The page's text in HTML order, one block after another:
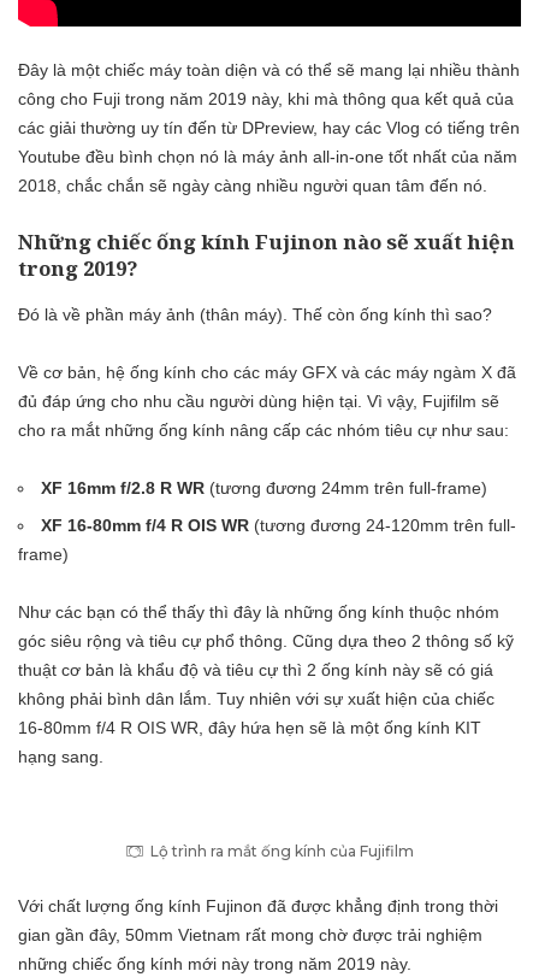
Đây là một chiếc máy toàn diện và có thể sẽ mang lại nhiều thành
công cho Fuji trong năm 2019 này, khi mà thông qua kết quả của
các giải thường uy tín đến từ DPreview, hay các Vlog có tiếng trên
Youtube đều bình chọn nó là máy ảnh all-in-one tốt nhất của năm
2018, chắc chắn sẽ ngày càng nhiều người quan tâm đến nó.
Những chiếc ống kính Fujinon nào sẽ xuất hiện
trong 2019?
Đó là về phần máy ảnh (thân máy). Thế còn ống kính thì sao?
Về cơ bản, hệ ống kính cho các máy GFX và các máy ngàm X đã
đủ đáp ứng cho nhu cầu người dùng hiện tại. Vì vậy, Fujifilm sẽ
cho ra mắt những ống kính nâng cấp các nhóm tiêu cự như sau:
XF 16mm f/2.8 R WR (tương đương 24mm trên full-frame)
XF 16-80mm f/4 R OIS WR (tương đương 24-120mm trên full-
frame)
Như các bạn có thể thấy thì đây là những ống kính thuộc nhóm
góc siêu rộng và tiêu cự phổ thông. Cũng dựa theo 2 thông số kỹ
thuật cơ bản là khẩu độ và tiêu cự thì 2 ống kính này sẽ có giá
không phải bình dân lắm. Tuy nhiên với sự xuất hiện của chiếc
16-80mm f/4 R OIS WR, đây hứa hẹn sẽ là một ống kính KIT
hạng sang.
Lộ trình ra mắt ống kính của Fujifilm
Với chất lượng ống kính Fujinon đã được khẳng định trong thời
gian gần đây, 50mm Vietnam rất mong chờ được trải nghiệm
những chiếc ống kính mới này trong năm 2019 này.